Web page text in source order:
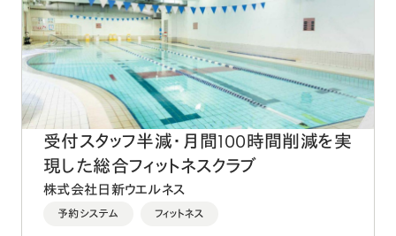
受付スタッフ半減・月間100時間削減を実
現した総合フィットネスクラブ
株式会社日新ウエルネス
予約システム フィットネス